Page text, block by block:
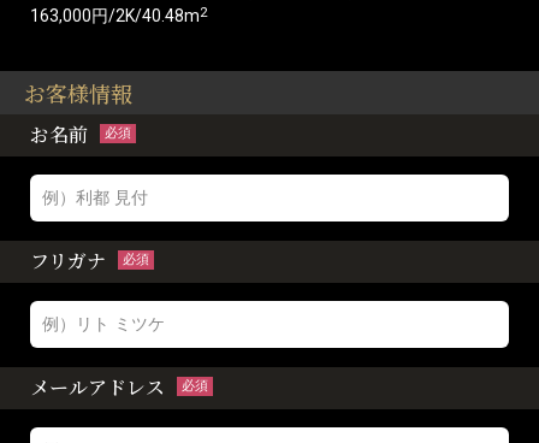
163,000円/2K/40.48m2
お客様情報
お名前 必須
フリガナ 必須
メールアドレス 必須